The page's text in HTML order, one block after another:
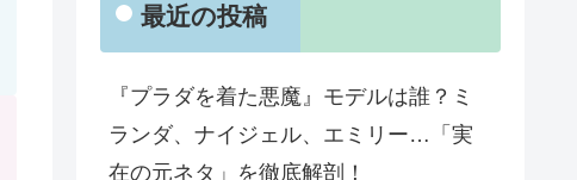
最近の投稿
『プラダを着た悪魔』モデルは誰？ミ
ランダ、ナイジェル、エミリー…「実
在の元ネタ」を徹底解剖！